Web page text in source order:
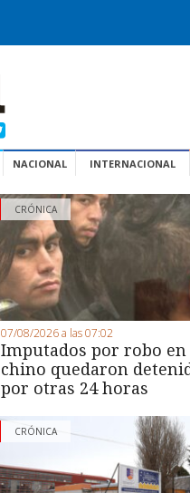
NACIONAL INTERNACIONAL
CRÓNICA
07/08/2026 a las 07:02
Imputados por robo
chino quedaron
por otras 24 horas
CRÓNICA